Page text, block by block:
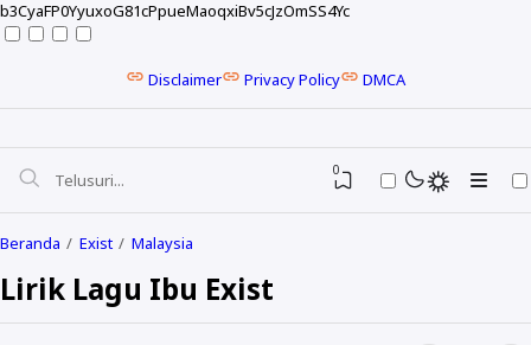
b3CyaFP0YyuxoG81cPpueMaoqxiBv5cJzOmSS4Yc
Disclaimer Privacy Policy DMCA
0
Beranda Exist Malaysia
Lirik Lagu Ibu Exist